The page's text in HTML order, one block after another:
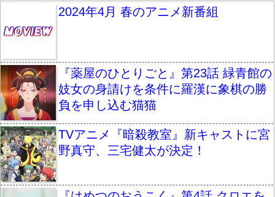
2024年4月 春のアニメ新番組
『薬屋のひとりごと』第23話 緑青館の
妓女の身請けを条件に羅漢に象棋の勝
負を申し込む猫猫
TVアニメ『暗殺教室』新キャストに宮
野真守、三宅健太が決定！